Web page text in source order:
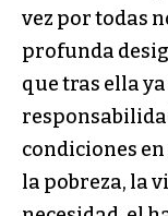
vez por todas
profunda
que tras ella
condiciones
la pobreza, la